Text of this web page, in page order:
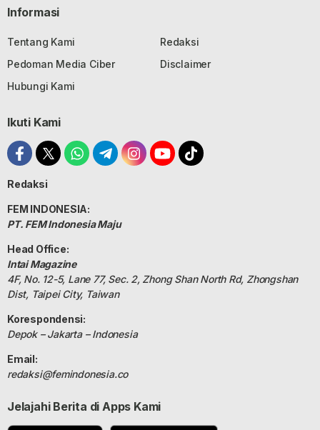
Informasi
Tentang Kami
Redaksi
Pedoman Media Ciber
Disclaimer
Hubungi Kami
Ikuti Kami
Redaksi
FEM INDONESIA:
PT. FEM Indonesia Maju
Head Office:
Intai Magazine
4F, No. 12-5, Lane 77, Sec. 2, Zhong Shan North Rd, Zhongshan
Dist, Taipei City, Taiwan
Korespondensi:
Depok – Jakarta – Indonesia
Email:
redaksi@femindonesia.co
Jelajahi Berita di Apps Kami